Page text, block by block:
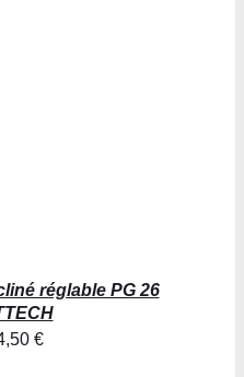
réglable PG 26
€